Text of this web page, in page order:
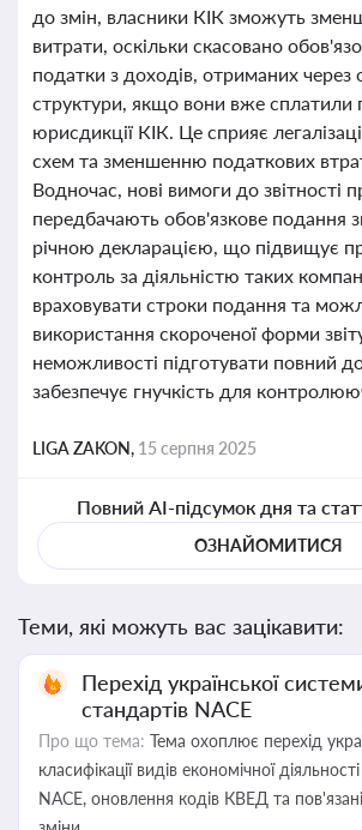
до змін, власники КІК зможуть
витрати, оскільки скасовано
податки з доходів, отриманих через
структури, якщо вони вже сплатили
юрисдикції КІК. Це сприяє
схем та зменшенню податкових
Водночас, нові вимоги до звітності
передбачають обов'язкове подання
річною декларацією, що підвищує
контроль за діяльністю таких
враховувати строки подання та
використання скороченої форми
неможливості підготувати повний
забезпечує гнучкість для
LIGA ZAKON, 15 серпня 2025
Повний AI-підсумок дня та
ОЗНАЙОМИТИСЯ
Теми, які можуть вас зацікавити:
Перехід української
стандартів NACE
Про що тема: Тема охоплює перехід
класифікації видів економічної
NACE, оновлення кодів КВЕД та